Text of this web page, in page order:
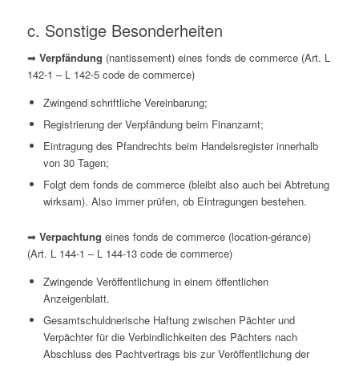
c. Sonstige Besonderheiten
➡ Verpfändung (nantissement) eines fonds de commerce(Art. L
142-1 – L 142-5 code de commerce)
Zwingend schriftliche Vereinbarung;
Registrierung der Verpfändung beim Finanzamt;
Eintragung des Pfandrechts beim Handelsregister innerhalb
von 30 Tagen;
Folgt dem fonds de commerce(bleibt also auch bei Abtretung
wirksam). Also immer prüfen, ob Eintragungen bestehen.
➡ Verpachtung eines fonds de commerce(location-gérance)
(Art. L 144-1 – L 144-13 code de commerce)
Zwingende Veröffentlichung in einem öffentlichen
Anzeigenblatt.
Gesamtschuldnerische Haftung zwischen Pächter und
Verpächter für die Verbindlichkeiten des Pächters nach
Abschluss des Pachtvertrags bis zur Veröffentlichung der